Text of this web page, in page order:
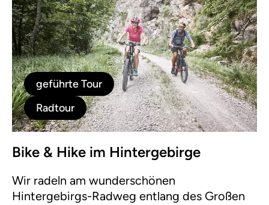
geführte Tour
Radtour
Bike & Hike im Hintergebirge
Wir radeln am wunderschönen
Hintergebirgs-Radweg entlang des Großen